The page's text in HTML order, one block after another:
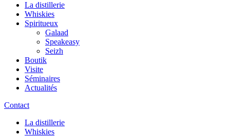
La distillerie
Whiskies
Spiritueux
Galaad
Speakeasy
Seizh
Boutik
Visite
Séminaires
Actualités
Contact
La distillerie
Whiskies